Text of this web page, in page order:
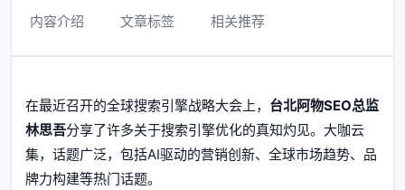
内容介绍 文章标签 相关推荐
在最近召开的全球搜索引擎战略大会上， 台北阿物SEO总监
林思吾分享了许多关于搜索引擎优化的真知灼见。大咖云
集，话题广泛，包括AI驱动的营销创新、全球市场趋势、品
牌力构建等热门话题。